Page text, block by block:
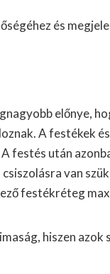
és
előnye,
A festékek
festés után
van
festékréteg
hiszen azok